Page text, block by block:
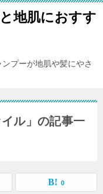
地肌におすす
プーが地肌や髪にやさ
ル」の記事一
0